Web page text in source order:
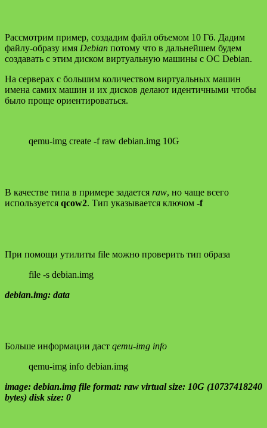
Рассмотрим пример, создадим файл объемом 10 Гб. Дадим
файлу-образу имя Debian потому что в дальнейшем будем
создавать с этим диском виртуальную машины с ОС Debian.
На серверах с большим количеством виртуальных машин
имена самих машин и их дисков делают идентичными чтобы
было проще ориентироваться.
qemu-img create -f raw debian.img 10G
В качестве типа в примере задается raw, но чаще всего
используется qcow2. Тип указывается ключом -f
При помощи утилиты file можно проверить тип образа
file -s debian.img
debian.img: data
Больше информации даст qemu-img info
qemu-img info debian.img
image: debian.img file format: raw virtual size: 10G (10737418240
bytes) disk size: 0